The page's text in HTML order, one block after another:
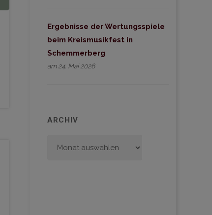
Ergebnisse der Wertungsspiele
beim Kreismusikfest in
Schemmerberg
am 24. Mai 2026
ARCHIV